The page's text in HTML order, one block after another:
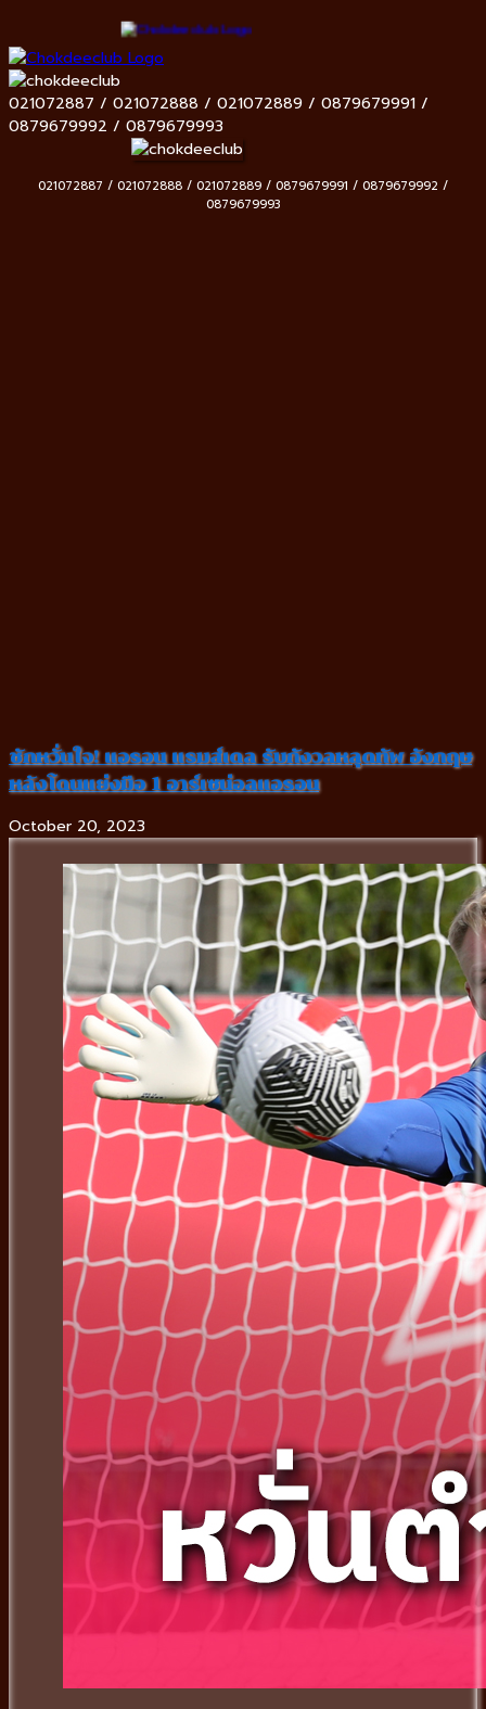
021072887 / 021072888 / 021072889 / 0879679991 /
0879679992 / 0879679993
021072887 / 021072888 / 021072889 / 0879679991 / 0879679992 /
0879679993
ชักหวั่นใจ! แอรอน แรมส์เดล รับกังวลหลุดทัพ อังกฤษ
หลังโดนแย่งมือ 1 อาร์เซน่อลแอรอน
October 20, 2023